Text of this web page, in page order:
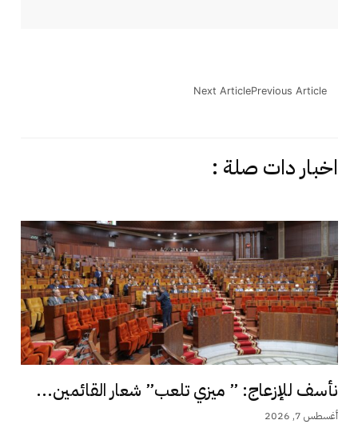
Previous Article
Next Article
اخبار دات صلة :
نأسف للإزعاج: ” ميزي تلعب” شعار القائمين...
أغسطس 7, 2026